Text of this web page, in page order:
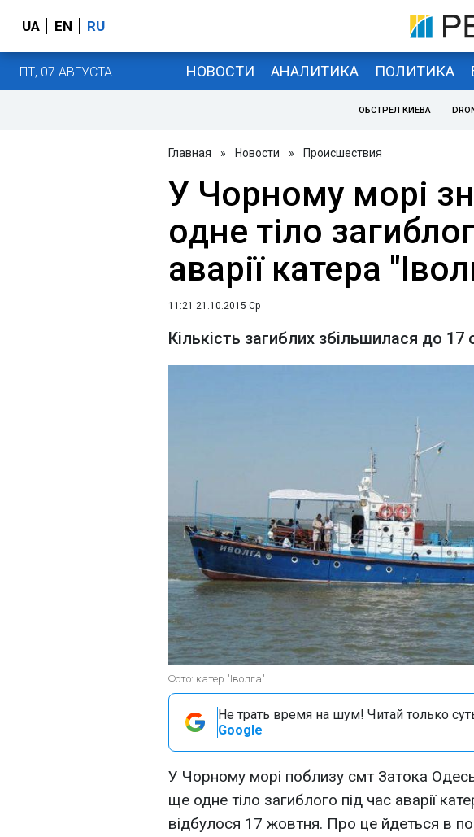
UA EN RU
ПТ, 07 АВГУСТА НОВОСТИ АНАЛИТИКА ПОЛИТИКА
ОБСТРЕЛ КИЕВА
Главная » Новости » Происшествия
У Чорному морі
одне тіло
аварії катера
11:21 21.10.2015 Ср
Кількість загиблих збільшилася до 17
Фото: катер "Іволга"
Не трать время на шум! Читай только
Google
У Чорному морі поблизу смт Затока
ще одне тіло загиблого під час аварії
відбулося 17 жовтня. Про це йдеться в